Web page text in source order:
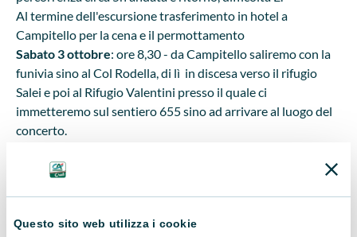
Questo sito web utilizza i cookie
Al termine dell'escursione trasferimento in hotel a
Campitello per la cena e il permottamento
Sabato 3 ottobre: ore 8,30 - da Campitello saliremo con la
funivia sino al Col Rodella, di lì in discesa verso il rifugio
Salei e poi al Rifugio Valentini presso il quale ci
immetteremo sul sentiero 655 sino ad arrivare al luogo del
concerto.
400 m.
Ore 16.30 partenza per rientro.